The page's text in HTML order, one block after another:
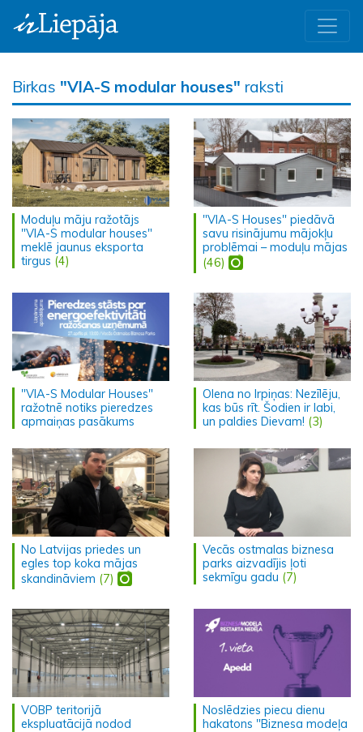
Birkas "VIA-S modular houses" raksti
Moduļu māju ražotājs
"VIA-S modular houses"
meklē jaunus eksporta
tirgus (4)
"VIA-S Houses" piedāvā
savu risinājumu mājokļu
problēmai – moduļu mājas
(46)
"VIA-S Modular Houses"
ražotnē notiks pieredzes
apmaiņas pasākums
Olena no Irpiņas: Nezīlēju,
kas būs rīt. Šodien ir labi,
un paldies Dievam! (3)
No Latvijas priedes un
egles top koka mājas
skandināviem (7)
Vecās ostmalas biznesa
parks aizvadījis ļoti
sekmīgu gadu (7)
VOBP teritorijā
ekspluatācijā nodod
Noslēdzies piecu dienu
hakatons "Biznesa modeļa